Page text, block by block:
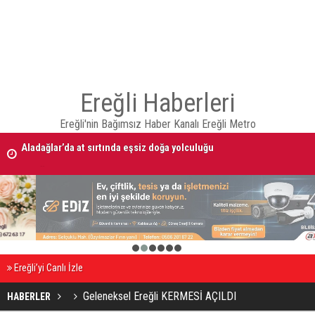
Ereğli Haberleri
Ereğli'nin Bağımsız Haber Kanalı Ereğli Metro
Aladağlar’da at sırtında eşsiz doğa yolculuğu
09 AĞUSTOS 2026 Tarihinde Ereğli’de Vefat Edenler
2 3 4 5 6
Ereğli’yi Canlı İzle
HABERLER Geleneksel Ereğli KERMESİ AÇILDI